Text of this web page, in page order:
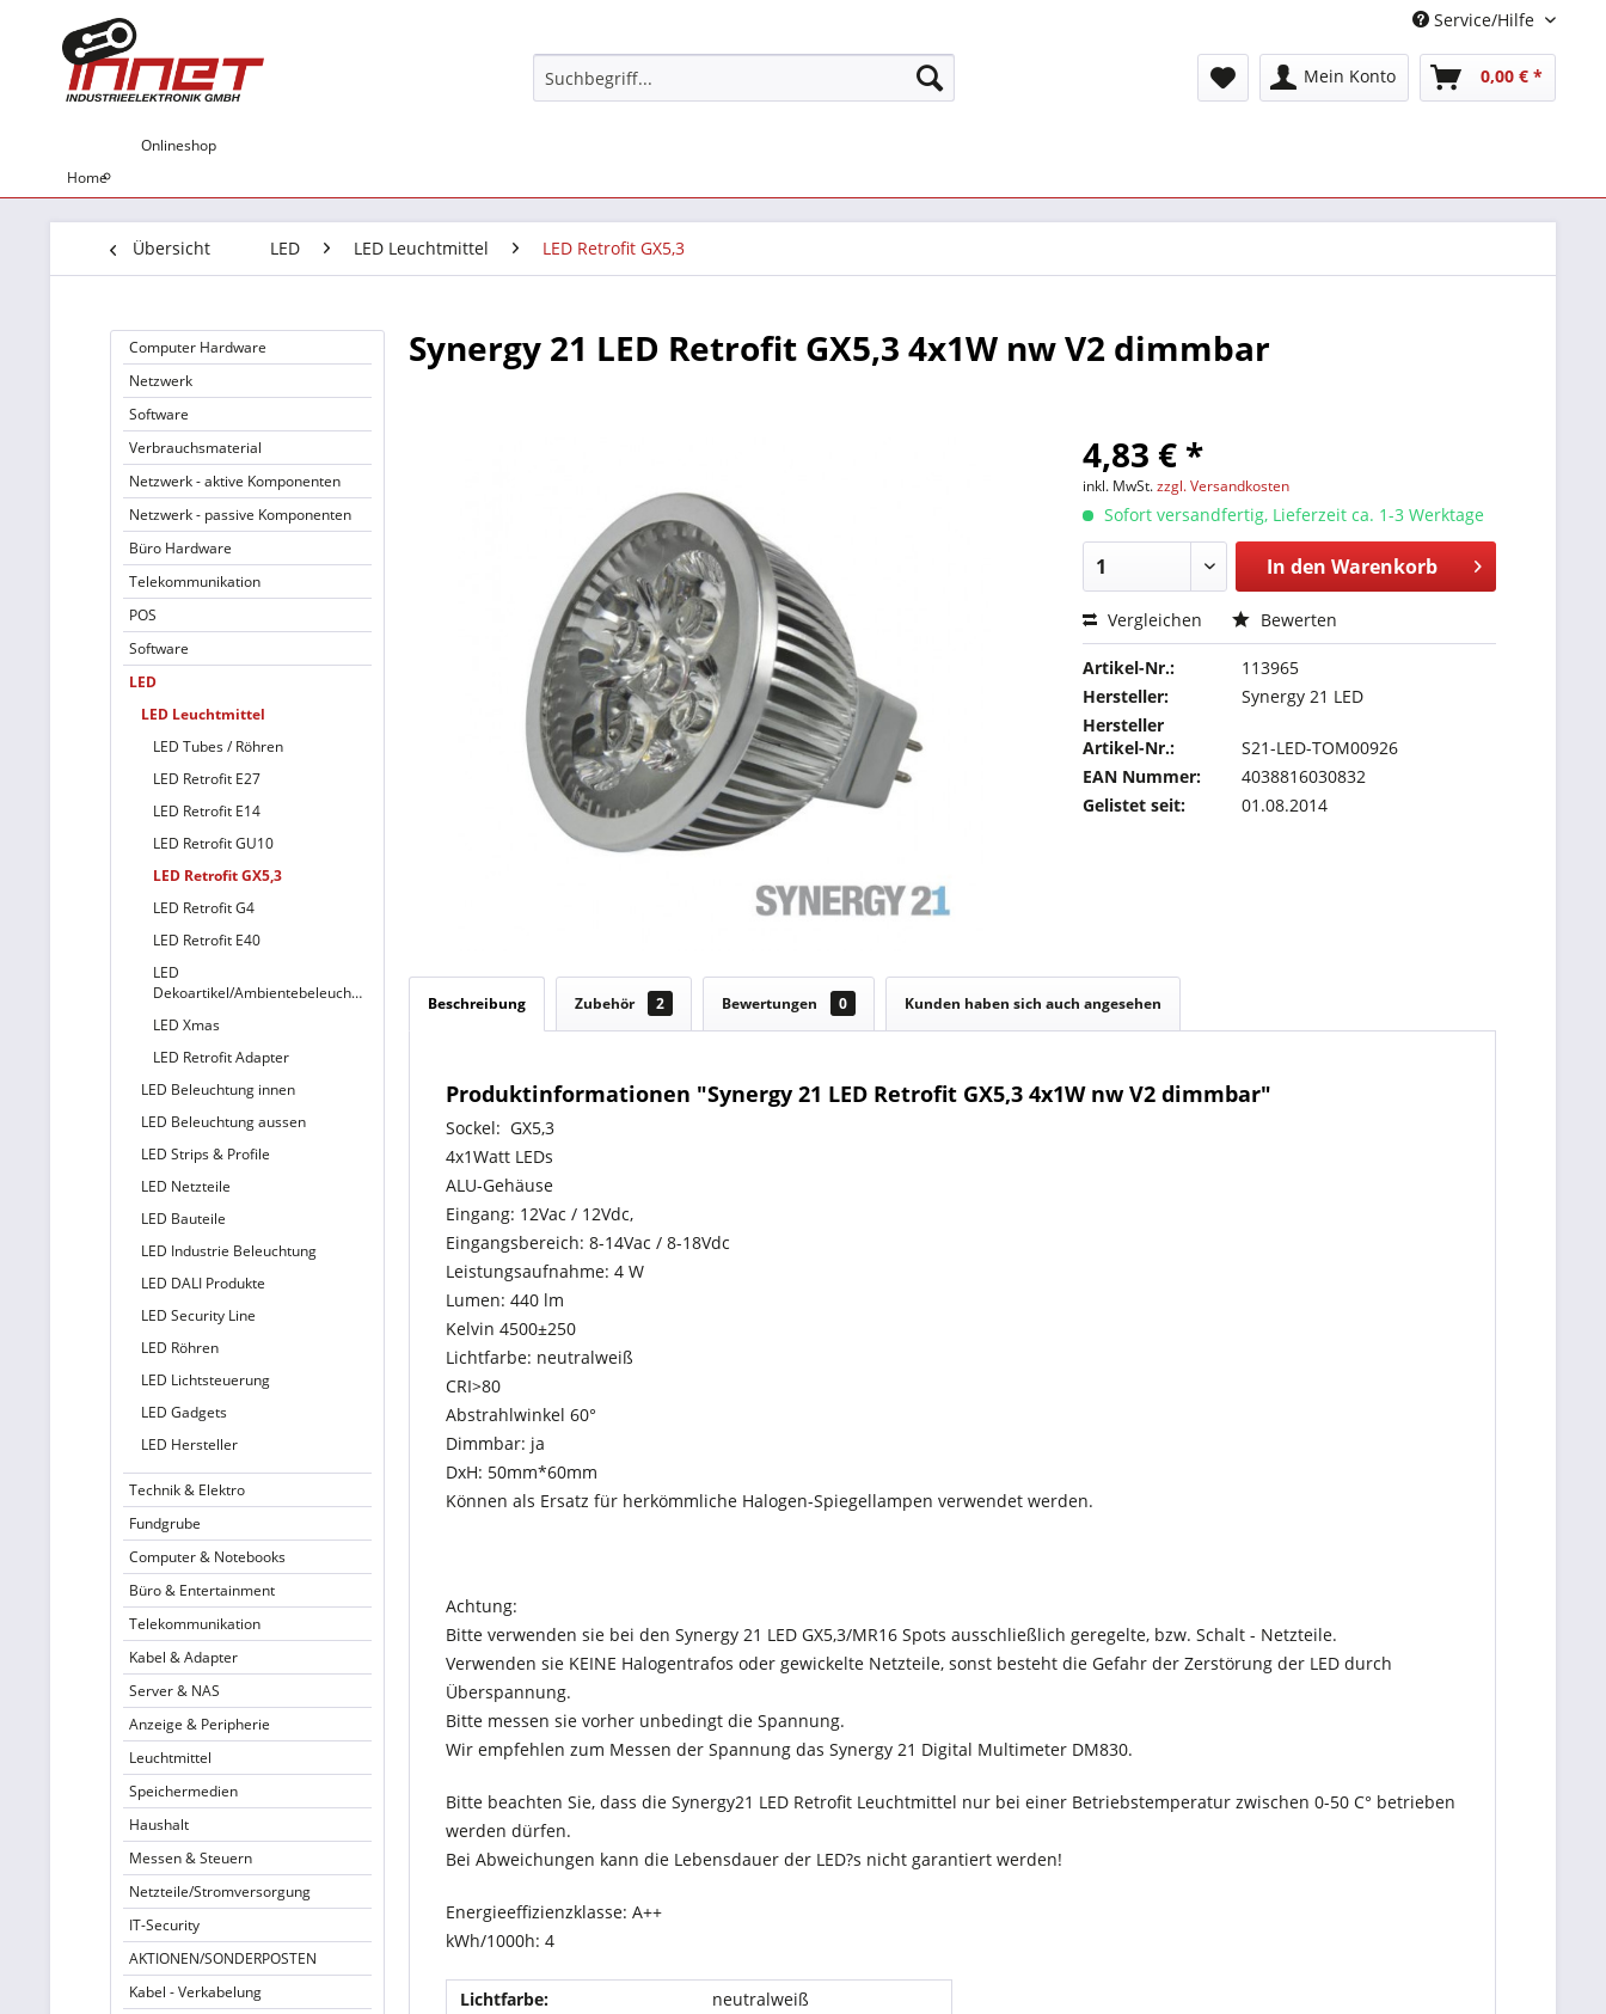
Service/Hilfe
Mein Konto 0,00 € *
Home
Onlineshop
Übersicht LED LED Leuchtmittel LED Retrofit GX5,3
Computer Hardware
Netzwerk
Software
Verbrauchsmaterial
Netzwerk - aktive Komponenten
Netzwerk - passive Komponenten
Büro Hardware
Telekommunikation
POS
Software
LED
LED Leuchtmittel
LED Tubes / Röhren
LED Retrofit E27
LED Retrofit E14
LED Retrofit GU10
LED Retrofit GX5,3
LED Retrofit G4
LED Retrofit E40
LED
Dekoartikel/Ambientebeleuchtung
LED Xmas
LED Retrofit Adapter
LED Beleuchtung innen
LED Beleuchtung aussen
LED Strips & Profile
LED Netzteile
LED Bauteile
LED Industrie Beleuchtung
LED DALI Produkte
LED Security Line
LED Röhren
LED Lichtsteuerung
LED Gadgets
LED Hersteller
Technik & Elektro
Fundgrube
Computer & Notebooks
Büro & Entertainment
Telekommunikation
Kabel & Adapter
Server & NAS
Anzeige & Peripherie
Leuchtmittel
Speichermedien
Haushalt
Messen & Steuern
Netzteile/Stromversorgung
IT-Security
AKTIONEN/SONDERPOSTEN
Kabel - Verkabelung
Synergy 21 LED Retrofit GX5,3 4x1W nw V2 dimmbar
4,83 € *
inkl. MwSt.zzgl. Versandkosten
Sofort versandfertig, Lieferzeit ca. 1-3 Werktage
In den Warenkorb
Vergleichen Bewerten
Artikel-Nr.:
113965
Hersteller:
Synergy 21 LED
Hersteller
Artikel-Nr.:
S21-LED-TOM00926
EAN Nummer:
4038816030832
Gelistet seit:
01.08.2014
Beschreibung Zubehör 2 Bewertungen 0 Kunden haben sich auch angesehen
Produktinformationen "Synergy 21 LED Retrofit GX5,3 4x1W nw V2 dimmbar"
Sockel: GX5,3
4x1Watt LEDs
ALU-Gehäuse
Eingang: 12Vac / 12Vdc,
Eingangsbereich: 8-14Vac / 8-18Vdc
Leistungsaufnahme: 4 W
Lumen: 440 lm
Kelvin 4500±250
Lichtfarbe: neutralweiß
CRI>80
Abstrahlwinkel 60°
Dimmbar: ja
DxH: 50mm*60mm
Können als Ersatz für herkömmliche Halogen-Spiegellampen verwendet werden.
Achtung:
Bitte verwenden sie bei den Synergy 21 LED GX5,3/MR16 Spots ausschließlich geregelte, bzw. Schalt - Netzteile.
Verwenden sie KEINE Halogentrafos oder gewickelte Netzteile, sonst besteht die Gefahr der Zerstörung der LED durch
Überspannung.
Bitte messen sie vorher unbedingt die Spannung.
Wir empfehlen zum Messen der Spannung das Synergy 21 Digital Multimeter DM830.
Bitte beachten Sie, dass die Synergy21 LED Retrofit Leuchtmittel nur bei einer Betriebstemperatur zwischen 0-50 C° betrieben
werden dürfen.
Bei Abweichungen kann die Lebensdauer der LED?s nicht garantiert werden!
Energieeffizienzklasse: A++
kWh/1000h: 4
Lichtfarbe:
neutralweiß